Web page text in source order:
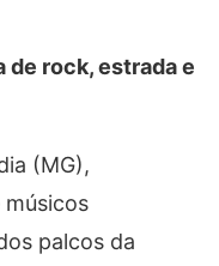
de rock, estrada e
(MG),
músicos
palcos da